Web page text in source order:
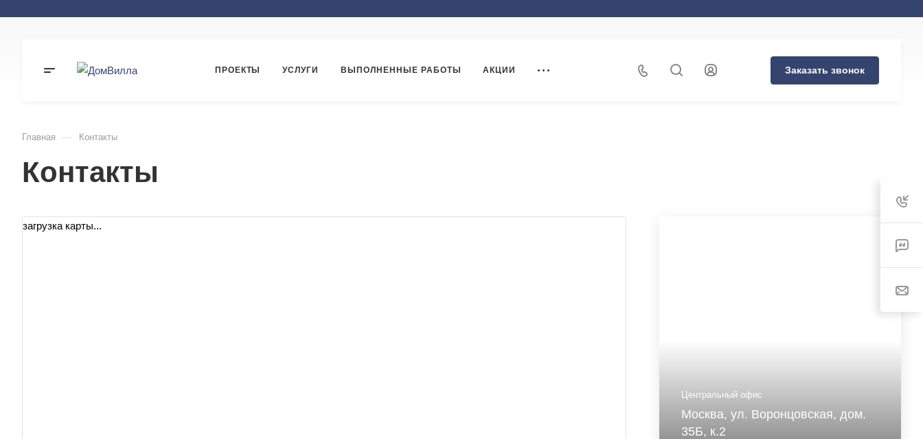
ПРОЕКТЫ УСЛУГИ ВЫПОЛНЕННЫЕ РАБОТЫ АКЦИИ Заказать звонок
Главная — Контакты
Контакты
загрузка карты...
Центральный офис
Москва, ул. Воронцовская, дом.
35Б, к.2